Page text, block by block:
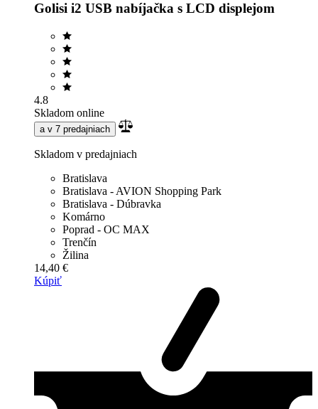
Golisi i2 USB nabíjačka s LCD displejom
4.8
Skladom online
a v 7 predajniach
Skladom v predajniach
Bratislava
Bratislava - AVION Shopping Park
Bratislava - Dúbravka
Komárno
Poprad - OC MAX
Trenčín
Žilina
14,40 €
Kúpiť